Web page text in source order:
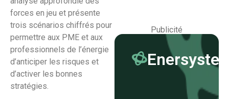
forces en jeu et présente
trois scénarios chiffrés pour
permettre aux PME et aux
professionnels de l’énergie
d’anticiper les risques et
d’activer les bonnes
stratégies.
Publicité